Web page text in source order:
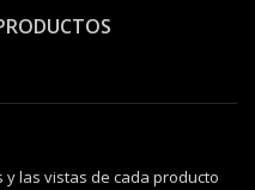
las vistas de cada producto